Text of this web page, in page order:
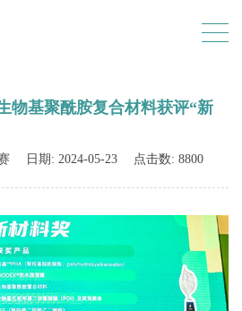
物基聚酰胺复合材料获评“新
日期: 2024-05-23 点击数: 8800